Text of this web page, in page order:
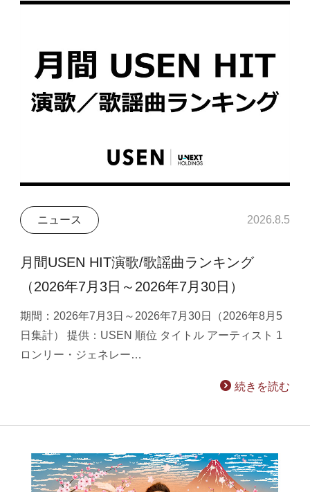
ニュース 2026.8.5
月間USEN HIT演歌/歌謡曲ランキング
（2026年7月3日～2026年7月30日）
期間：2026年7月3日～2026年7月30日（2026年8月5
日集計） 提供：USEN 順位 タイトル アーティスト 1
ロンリー・ジェネレー…
続きを読む